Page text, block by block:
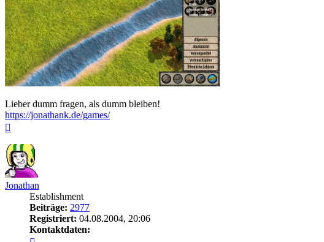
Lieber dumm fragen, als dumm bleiben!
https://jonathank.de/games/
Jonathan
Establishment
Beiträge: 2977
Registriert: 04.08.2004, 20:06
Kontaktdaten: